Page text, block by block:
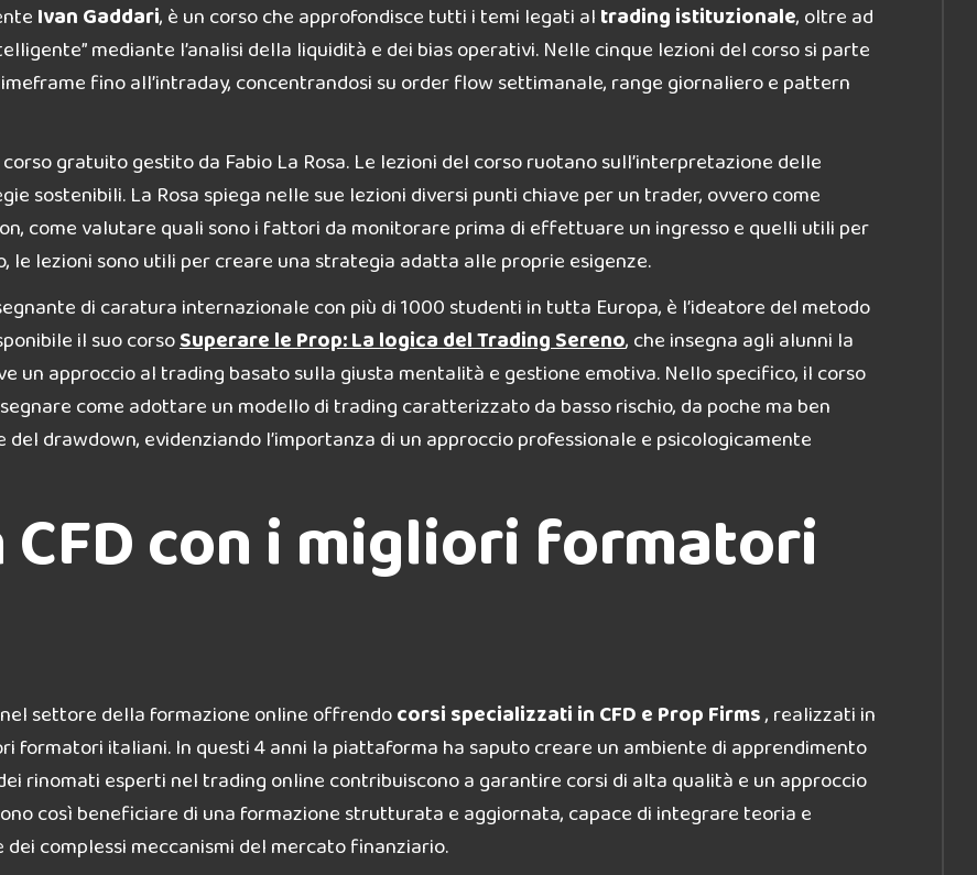
Ivan Gaddari, è un corso che approfondisce tutti i temi legati al trading istituzionale, oltre ad
mediante l’analisi della liquidità e dei bias operativi. Nelle cinque lezioni del corso si parte
fino all’intraday, concentrandosi su order flow settimanale, range giornaliero e pattern
corso gratuito gestito da Fabio La Rosa. Le lezioni del corso ruotano sull’interpretazione delle
sostenibili. La Rosa spiega nelle sue lezioni diversi punti chiave per un trader, ovvero come
come valutare quali sono i fattori da monitorare prima di effettuare un ingresso e quelli utili per
le lezioni sono utili per creare una strategia adatta alle proprie esigenze.
di caratura internazionale con più di 1000 studenti in tutta Europa, è l’ideatore del metodo
il suo corsoSuperare le Prop: La logica del Trading Sereno, che insegna agli alunni la
un approccio al trading basato sulla giusta mentalità e gestione emotiva. Nello specifico, il corso
come adottare un modello di trading caratterizzato da basso rischio, da poche ma ben
drawdown, evidenziando l’importanza di un approccio professionale e psicologicamente
CFD con i migliori formatori
settore della formazione online offrendocorsi specializzati in CFD e Prop Firms, realizzati in
italiani. In questi 4 anni la piattaforma ha saputo creare un ambiente di apprendimento
rinomati esperti nel trading online contribuiscono a garantire corsi di alta qualità e un approccio
così beneficiare di una formazione strutturata e aggiornata, capace di integrare teoria e
complessi meccanismi del mercato finanziario.